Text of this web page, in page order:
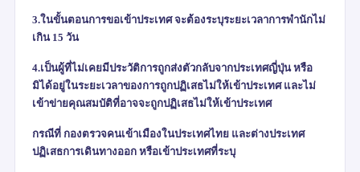
3.ในขั้นตอนการขอเข้าประเทศ จะต้องระบุระยะเวลาการพำนักไม่
เกิน 15 วัน
4.เป็นผู้ที่ไม่เคยมีประวัติการถูกส่งตัวกลับจากประเทศญี่ปุ่น หรือ
มิได้อยู่ในระยะเวลาของการถูกปฏิเสธไม่ให้เข้าประเทศ และไม่
เข้าข่ายคุณสมบัติที่อาจจะถูกปฏิเสธไม่ให้เข้าประเทศ
กรณีที่ กองตรวจคนเข้าเมืองในประเทศไทย และต่างประเทศ
ปฏิเสธการเดินทางออก หรือเข้าประเทศที่ระบุ